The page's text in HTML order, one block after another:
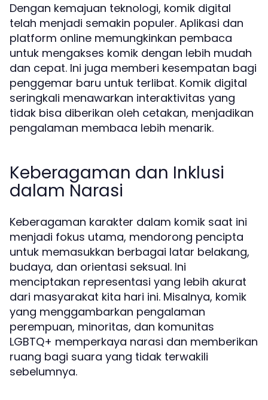
Dengan kemajuan teknologi, komik digital
telah menjadi semakin populer. Aplikasi dan
platform online memungkinkan pembaca
untuk mengakses komik dengan lebih mudah
dan cepat. Ini juga memberi kesempatan bagi
penggemar baru untuk terlibat. Komik digital
seringkali menawarkan interaktivitas yang
tidak bisa diberikan oleh cetakan, menjadikan
pengalaman membaca lebih menarik.
Keberagaman dan Inklusi
dalam Narasi
Keberagaman karakter dalam komik saat ini
menjadi fokus utama, mendorong pencipta
untuk memasukkan berbagai latar belakang,
budaya, dan orientasi seksual. Ini
menciptakan representasi yang lebih akurat
dari masyarakat kita hari ini. Misalnya, komik
yang menggambarkan pengalaman
perempuan, minoritas, dan komunitas
LGBTQ+ memperkaya narasi dan memberikan
ruang bagi suara yang tidak terwakili
sebelumnya.